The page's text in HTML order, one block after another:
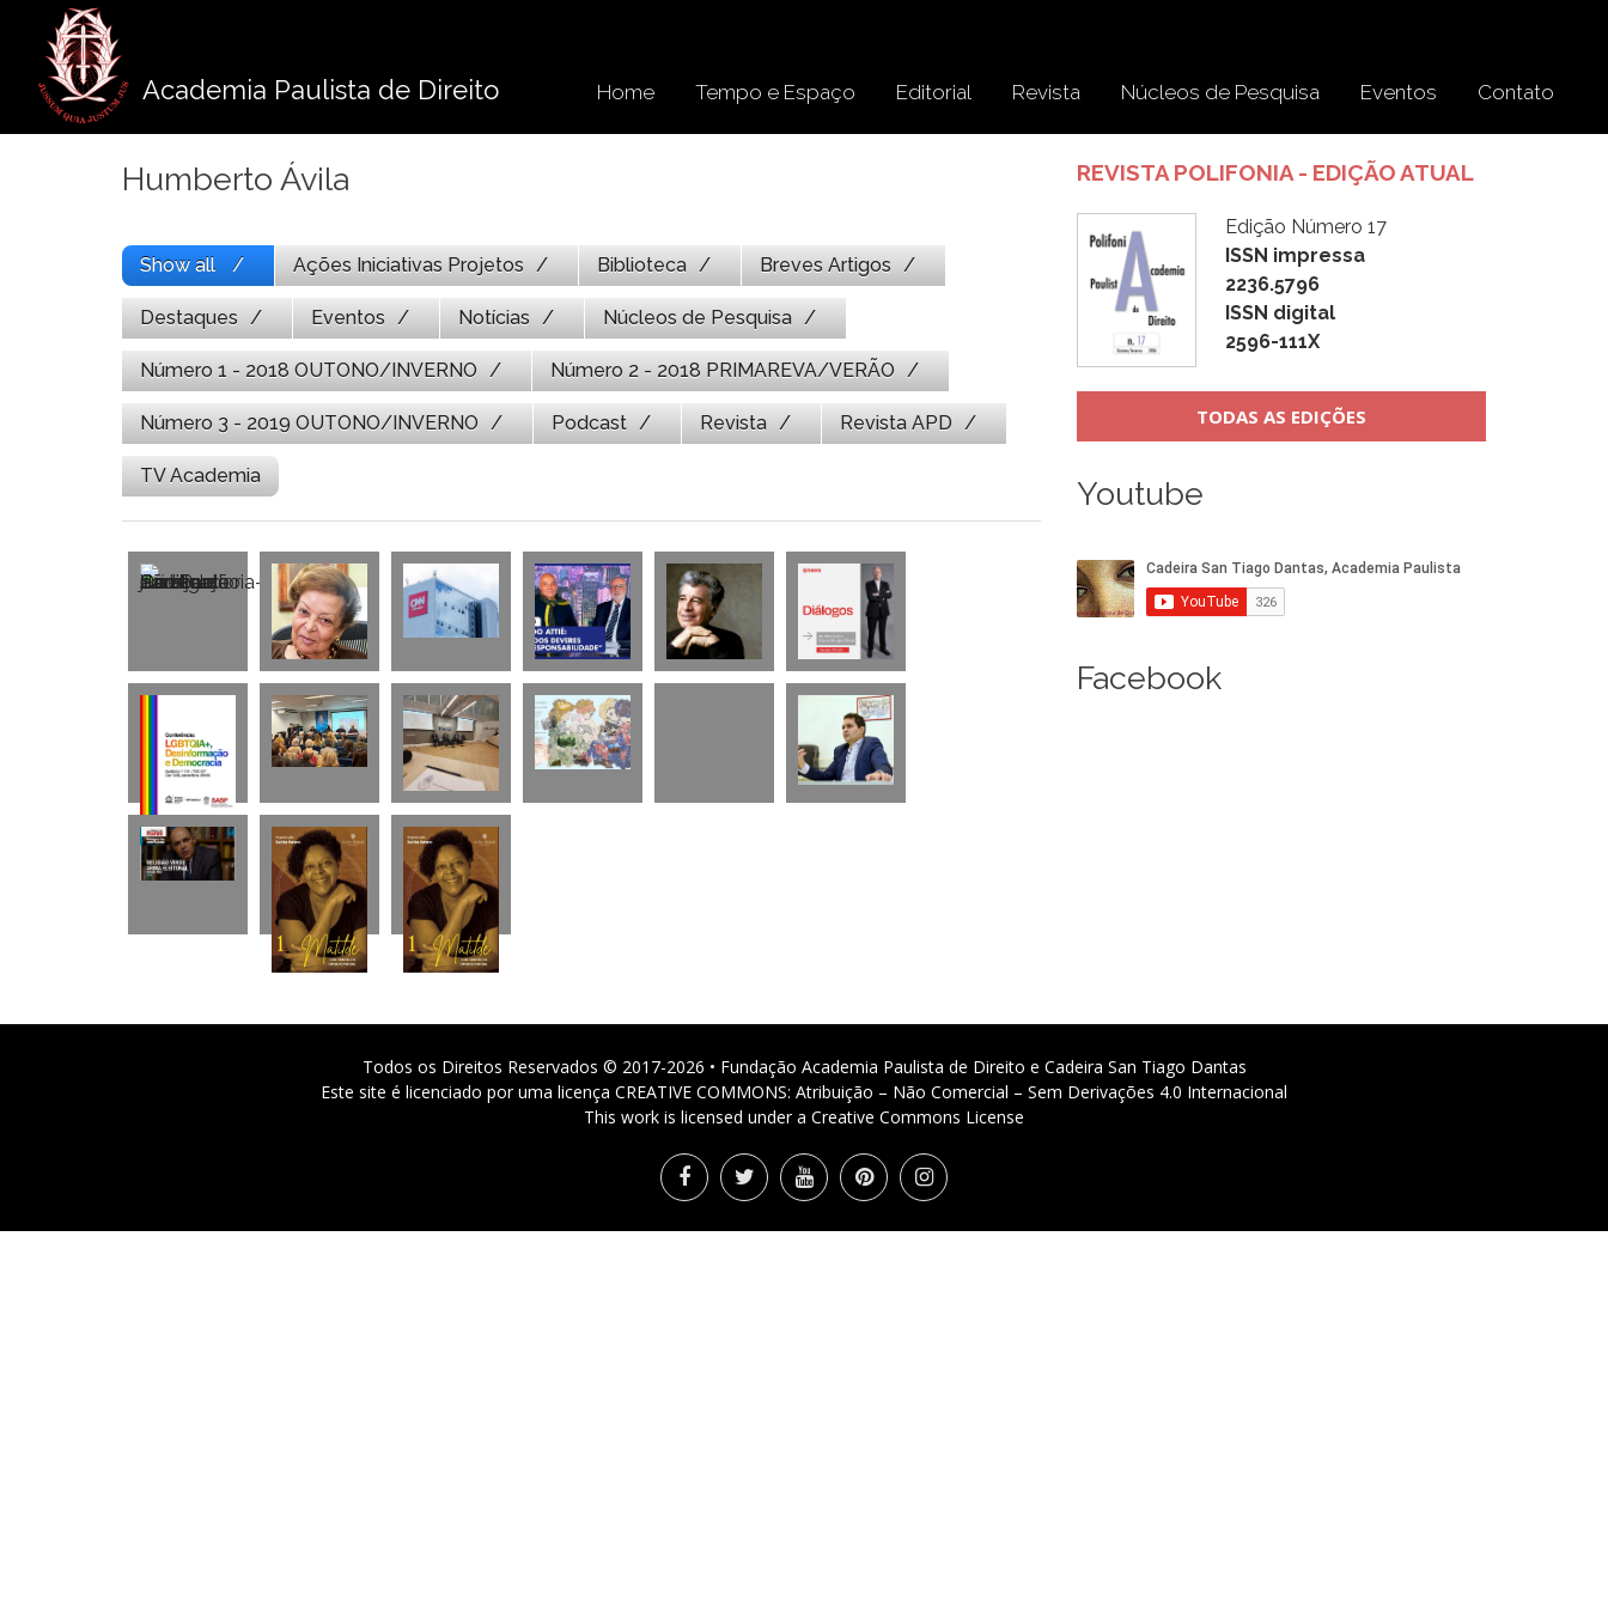
conteúdo
Academia Paulista de Direito Home Tempo e Espaço Editorial Revista Núcleos de Pesquisa Eventos Contato
Humberto Ávila
Show all Ações Iniciativas Projetos Biblioteca Breves Artigos
Destaques Eventos Notícias Núcleos de Pesquisa
Número 1 - 2018 OUTONO/INVERNO Número 2 - 2018 PRIMAREVA/VERÃO
Número 3 - 2019 OUTONO/INVERNO Podcast Revista Revista APD
TV Academia
REVISTA POLIFONIA - EDIÇÃO ATUAL
Edição Número 17
ISSN impressa
2236.5796
ISSN digital
2596-111X
TODAS AS EDIÇÕES
Youtube
Facebook
Todos os Direitos Reservados © 2017-2026 • Fundação Academia Paulista de Direito e Cadeira San Tiago Dantas
Este site é licenciado por uma licença CREATIVE COMMONS: Atribuição – Não Comercial – Sem Derivações 4.0 Internacional
This work is licensed under a Creative Commons License